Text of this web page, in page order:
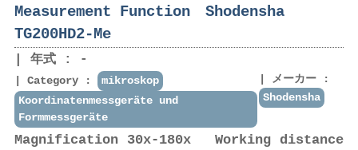
Measurement Function Shodensha
TG200HD2-Me
年式 : -
Category :
mikroskop
Koordinatenmessgeräte und
Formmessgeräte
メーカー :
Shodensha
Magnification 30x-180x Working distance